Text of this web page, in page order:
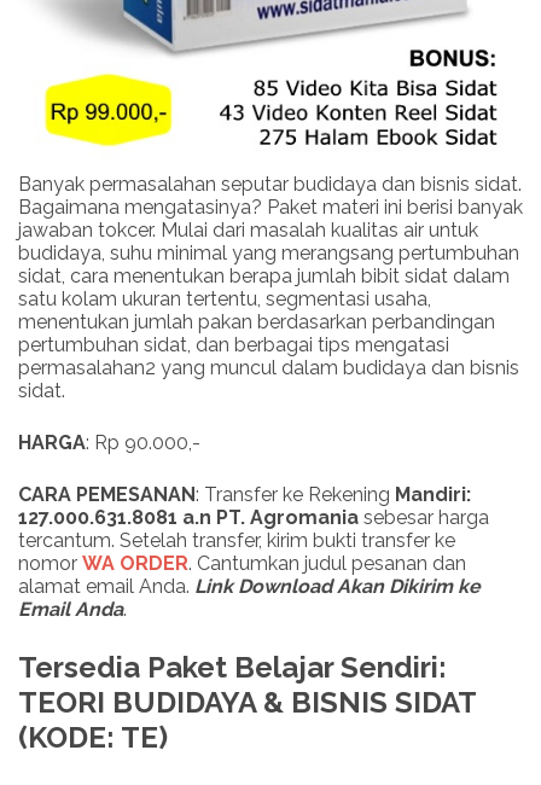
Banyak permasalahan seputar budidaya dan bisnis sidat.
Bagaimana mengatasinya? Paket materi ini berisi banyak
jawaban tokcer. Mulai dari masalah kualitas air untuk
budidaya, suhu minimal yang merangsang pertumbuhan
sidat, cara menentukan berapa jumlah bibit sidat dalam
satu kolam ukuran tertentu, segmentasi usaha,
menentukan jumlah pakan berdasarkan perbandingan
pertumbuhan sidat, dan berbagai tips mengatasi
permasalahan2 yang muncul dalam budidaya dan bisnis
sidat.
HARGA: Rp 90.000,-
CARA PEMESANAN: Transfer ke Rekening Mandiri:
127.000.631.8081 a.n PT. Agromania sebesar harga
tercantum. Setelah transfer, kirim bukti transfer ke
nomor WA ORDER. Cantumkan judul pesanan dan
alamat email Anda. Link Download Akan Dikirim ke
Email Anda.
Tersedia Paket Belajar Sendiri:
TEORI BUDIDAYA & BISNIS SIDAT
(KODE: TE)